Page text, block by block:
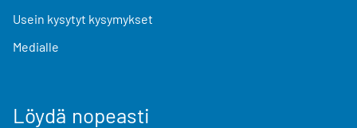
Usein kysytyt kysymykset
Medialle
Löydä nopeasti